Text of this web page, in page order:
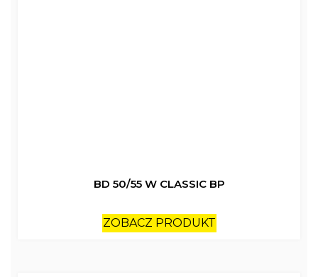
BD 50/55 W CLASSIC BP
ZOBACZ PRODUKT